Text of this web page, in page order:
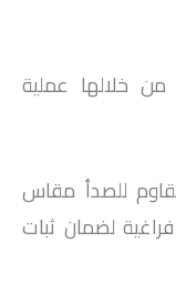
خلالها عملية
للصدأ مقاس
لضمان ثبات